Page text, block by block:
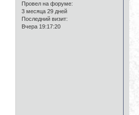
Провел на форуме:
3 месяца 29 дней
Последний визит:
Вчера 19:17:20